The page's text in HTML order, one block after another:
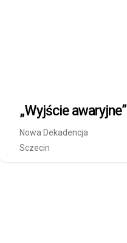
„Wyjście
Nowa Dekadencja
Sczecin